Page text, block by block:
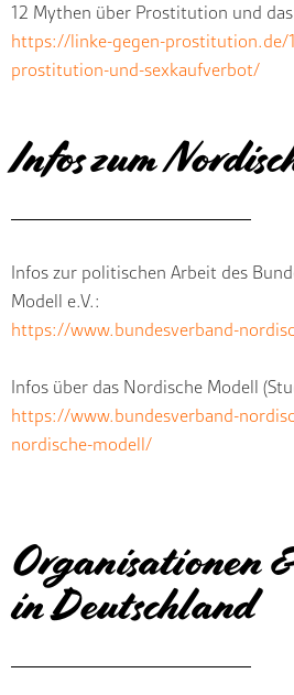
12 Mythen über Prostitution und
https://linke-gegen-prostitution.de/
prostitution-und-sexkaufverbot/
Infos zum
Infos zur politischen Arbeit des
Modell e.V.:
https://www.bundesverband-
Infos über das Nordische Modell
https://www.bundesverband-
nordische-modell/
Organisationen
in Deutschland